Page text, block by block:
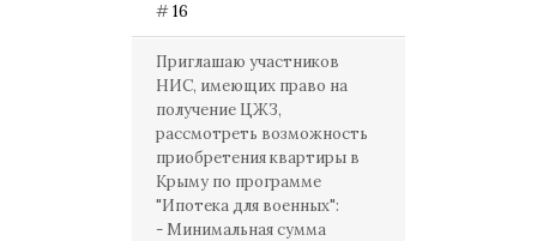
#16
Приглашаю участников
НИС, имеющих право на
получение ЦЖЗ,
рассмотреть возможность
приобретения квартиры в
Крыму по программе
"Ипотека для военных":
- Минимальная сумма